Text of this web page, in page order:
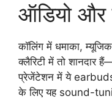
ऑडियो और
कॉलिंग में धमाका,
क्लैरिटी में तो शानदार
प्रेजेंटेशन में ये
के लिए यह sound-